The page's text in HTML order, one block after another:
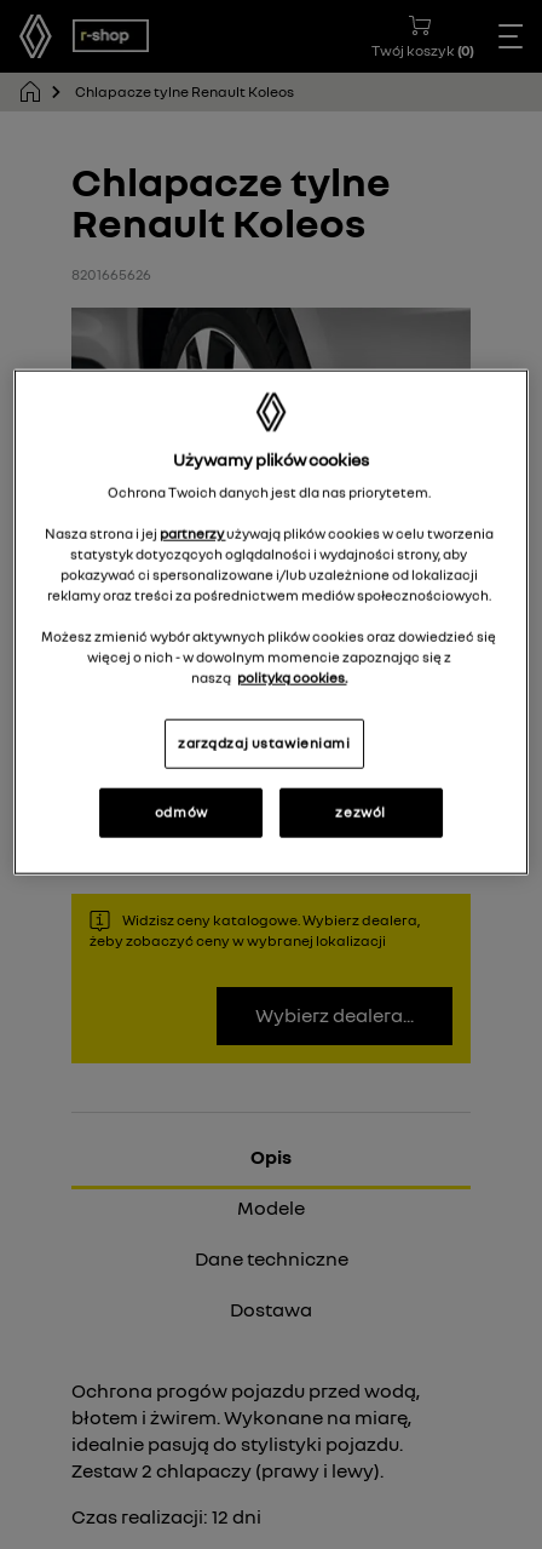
Twój koszyk (0)
Chlapacze tylne Renault Koleos
Chlapacze tylne
Renault Koleos
8201665626
Cena rekomendowana:
Do koszyka
Widzisz ceny katalogowe. Wybierz dealera,
żeby zobaczyć ceny w wybranej lokalizacji
Wybierz dealera...
Opis
Modele
Dane techniczne
Dostawa
Ochrona progów pojazdu przed wodą,
błotem i żwirem. Wykonane na miarę,
idealnie pasują do stylistyki pojazdu.
Zestaw 2 chlapaczy (prawy i lewy).
Czas realizacji: 12 dni
Używamy plików cookies
Ochrona Twoich danych jest dla nas priorytetem.
Nasza strona i jej partnerzyużywają plików cookies w celu tworzenia
statystyk dotyczących oglądalności i wydajności strony, aby
pokazywać ci spersonalizowane i/lub uzależnione od lokalizacji
reklamy oraz treści za pośrednictwem mediów społecznościowych.
Możesz zmienić wybór aktywnych plików cookies oraz dowiedzieć się
więcej o nich - w dowolnym momencie zapoznając się z
naszą polityką cookies.
zarządzaj ustawieniami
odmów zezwól